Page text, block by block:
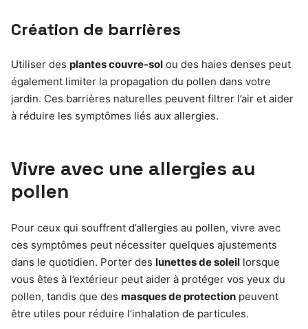
Création de barrières
Utiliser des plantes couvre-sol ou des haies denses peut
également limiter la propagation du pollen dans votre
jardin. Ces barrières naturelles peuvent filtrer l’air et aider
à réduire les symptômes liés aux allergies.
Vivre avec une allergies au
pollen
Pour ceux qui souffrent d’allergies au pollen, vivre avec
ces symptômes peut nécessiter quelques ajustements
dans le quotidien. Porter des lunettes de soleil lorsque
vous êtes à l’extérieur peut aider à protéger vos yeux du
pollen, tandis que des masques de protection peuvent
être utiles pour réduire l’inhalation de particules.